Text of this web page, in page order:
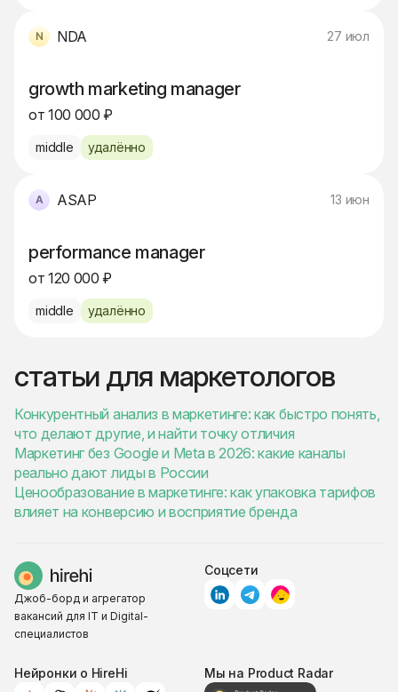
NDA 27 июл
growth marketing manager
от 100 000 ₽
middle удалённо
ASAP 13 июн
performance manager
от 120 000 ₽
middle удалённо
статьи для маркетологов
Конкурентный анализ в маркетинге: как быстро понять,
что делают другие, и найти точку отличия
Маркетинг без Google и Meta в 2026: какие каналы
реально дают лиды в России
Ценообразование в маркетинге: как упаковка тарифов
влияет на конверсию и восприятие бренда
Джоб-борд и агрегатор
вакансий для IT и Digital-
специалистов
Соцсети
Нейронки о HireHi Мы на Product Radar